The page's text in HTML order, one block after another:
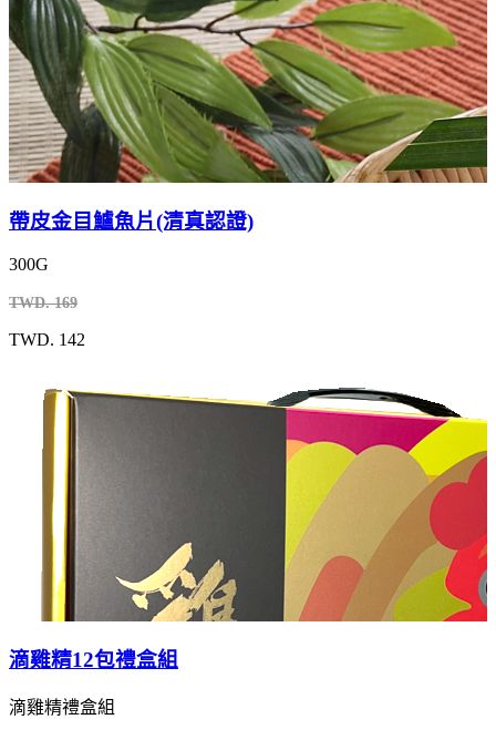
帶皮金目鱸魚片(清真認證)
300G
TWD. 169
TWD. 142
滴雞精12包禮盒組
滴雞精禮盒組